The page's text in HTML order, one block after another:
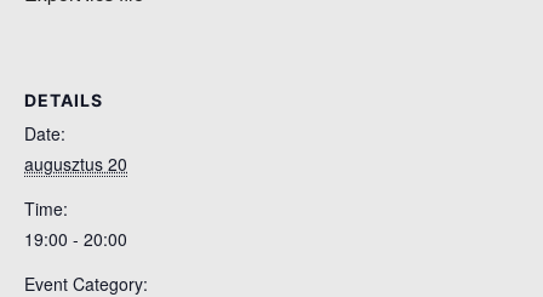
DETAILS
Date:
augusztus 20
Time:
19:00 - 20:00
Event Category: